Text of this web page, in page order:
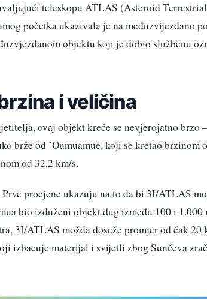
teleskopu ATLAS (Asteroid
početka ukazivala je na međuzvijezdano
objektu koji je dobio službenu
i veličina
ovaj objekt kreće se nevjerojatno brzo
brže od ’Oumuamue, koji se kretao brzinom
od 32,2 km/s.
procjene ukazuju na to da bi 3I/ATLAS
bio izduženi objekt dug između 100 i 1.000
3I/ATLAS možda doseže promjer od čak 20
izbacuje materijal i svijetli zbog Sunčeva